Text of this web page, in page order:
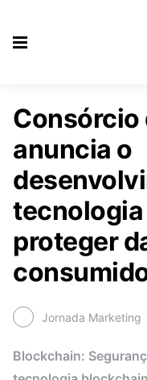
Consórcio
anuncia o
proteger
Jornada Marketing
Blockchain: